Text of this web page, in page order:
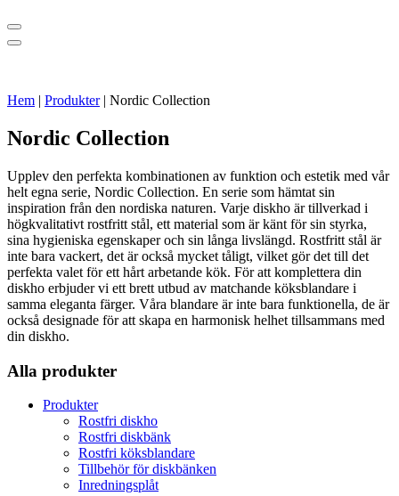
Hem | Produkter| Nordic Collection
Nordic Collection
Upplev den perfekta kombinationen av funktion och estetik med vår
helt egna serie, Nordic Collection. En serie som hämtat sin
inspiration från den nordiska naturen. Varje diskho är tillverkad i
högkvalitativt rostfritt stål, ett material som är känt för sin styrka,
sina hygieniska egenskaper och sin långa livslängd. Rostfritt stål är
inte bara vackert, det är också mycket tåligt, vilket gör det till det
perfekta valet för ett hårt arbetande kök. För att komplettera din
diskho erbjuder vi ett brett utbud av matchande köksblandare i
samma eleganta färger. Våra blandare är inte bara funktionella, de är
också designade för att skapa en harmonisk helhet tillsammans med
din diskho.
Alla produkter
Produkter
Rostfri diskho
Rostfri diskbänk
Rostfri köksblandare
Tillbehör för diskbänken
Inredningsplåt